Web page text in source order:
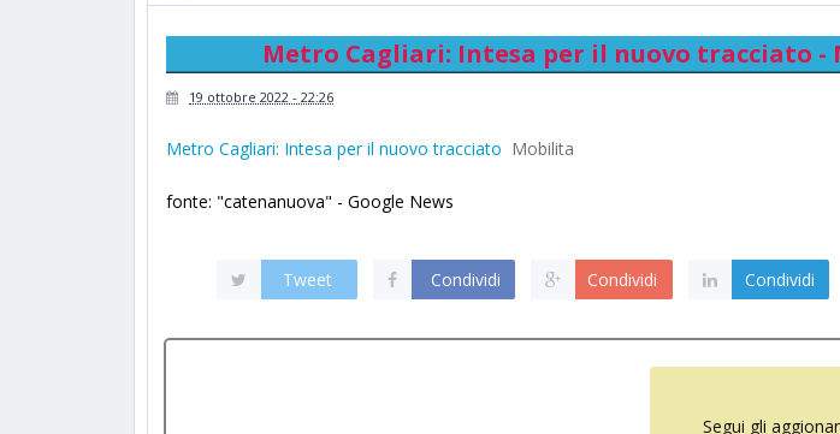
Metro Cagliari: Intesa per il nuovo tracciato -
19 ottobre 2022 - 22:26
Metro Cagliari: Intesa per il nuovo tracciato Mobilita
fonte: "catenanuova" - Google News
Tweet Condividi Condividi Condividi
Segui gli